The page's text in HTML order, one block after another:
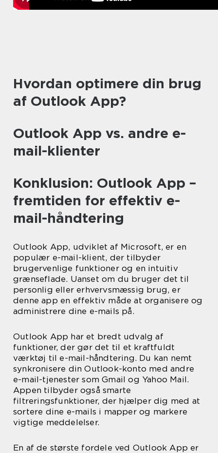
Hvordan optimere din brug
af Outlook App?
Outlook App vs. andre e-
mail-klienter
Konklusion: Outlook App –
fremtiden for effektiv e-
mail-håndtering
Outlook App, udviklet af Microsoft, er en
populær e-mail-klient, der tilbyder
brugervenlige funktioner og en intuitiv
grænseflade. Uanset om du bruger det til
personlig eller erhvervsmæssig brug, er
denne app en effektiv måde at organisere og
administrere dine e-mails på.
Outlook App har et bredt udvalg af
funktioner, der gør det til et kraftfuldt
værktøj til e-mail-håndtering. Du kan nemt
synkronisere din Outlook-konto med andre
e-mail-tjenester som Gmail og Yahoo Mail.
Appen tilbyder også smarte
filtreringsfunktioner, der hjælper dig med at
sortere dine e-mails i mapper og markere
vigtige meddelelser.
En af de største fordele ved Outlook App er